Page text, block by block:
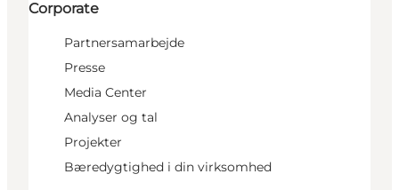
Corporate
Partnersamarbejde
Presse
Media Center
Analyser og tal
Projekter
Bæredygtighed i din virksomhed